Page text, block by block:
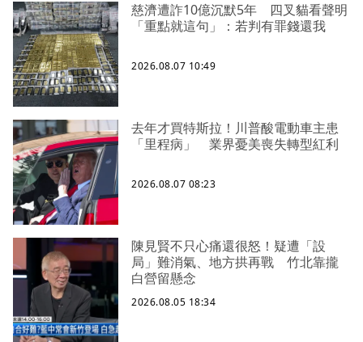
慈濟遭詐10億沉默5年 四叉貓看聲明
「重點就這句」：若判有罪錢還我
2026.08.07 10:49
去年才買特斯拉！川普酸電動車主患
「里程病」 業界憂美喪失轉型紅利
2026.08.07 08:23
陳見賢不只心痛還很怒！疑遭「設
局」難消氣、地方拱再戰 竹北靠攏
白營留懸念
2026.08.05 18:34